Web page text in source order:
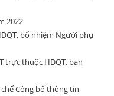
2022
bổ nhiệm Người phụ
trực thuộc HĐQT, ban
Công bố thông tin